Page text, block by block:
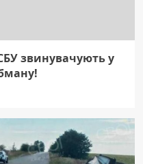
звинувачують у